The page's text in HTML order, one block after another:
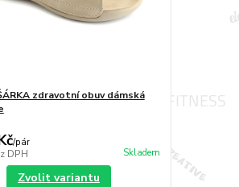
zdravotní obuv dámská
/pár
DPH Skladem
Zvolit variantu